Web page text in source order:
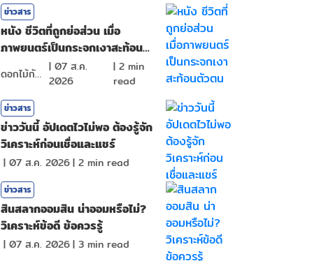
ข่าวสาร
หนัง ชีวิตที่ถูกย่อส่วน เมื่อ
ภาพยนตร์เป็นกระจกเงาสะท้อน
ตัวตน
ดอกไม้กับสายน้ำ | 07 ส.ค.
2026
| 2min
read
ข่าวสาร
ข่าววันนี้ อัปเดตไวไม่พอ ต้องรู้จัก
วิเคราะห์ก่อนเชื่อและแชร์
| 07 ส.ค. 2026| 2 min read
ข่าวสาร
สินสลากออมสิน น่าออมหรือไม่?
วิเคราะห์ข้อดี ข้อควรรู้
| 07 ส.ค. 2026| 3 min read